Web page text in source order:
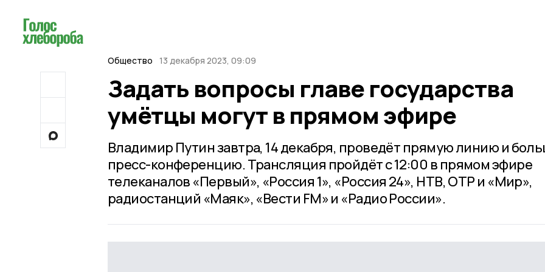
Общество 13 декабря 2023, 09:09
Задать вопросы главе государства
умётцы могут в прямом эфире
Владимир Путин завтра, 14 декабря, проведёт прямую линию и
пресс-конференцию. Трансляция пройдёт с 12:00 в прямом эфире
телеканалов «Первый», «Россия 1», «Россия 24», НТВ, ОТР и «Мир»,
радиостанций «Маяк», «Вести FM» и «Радио России».